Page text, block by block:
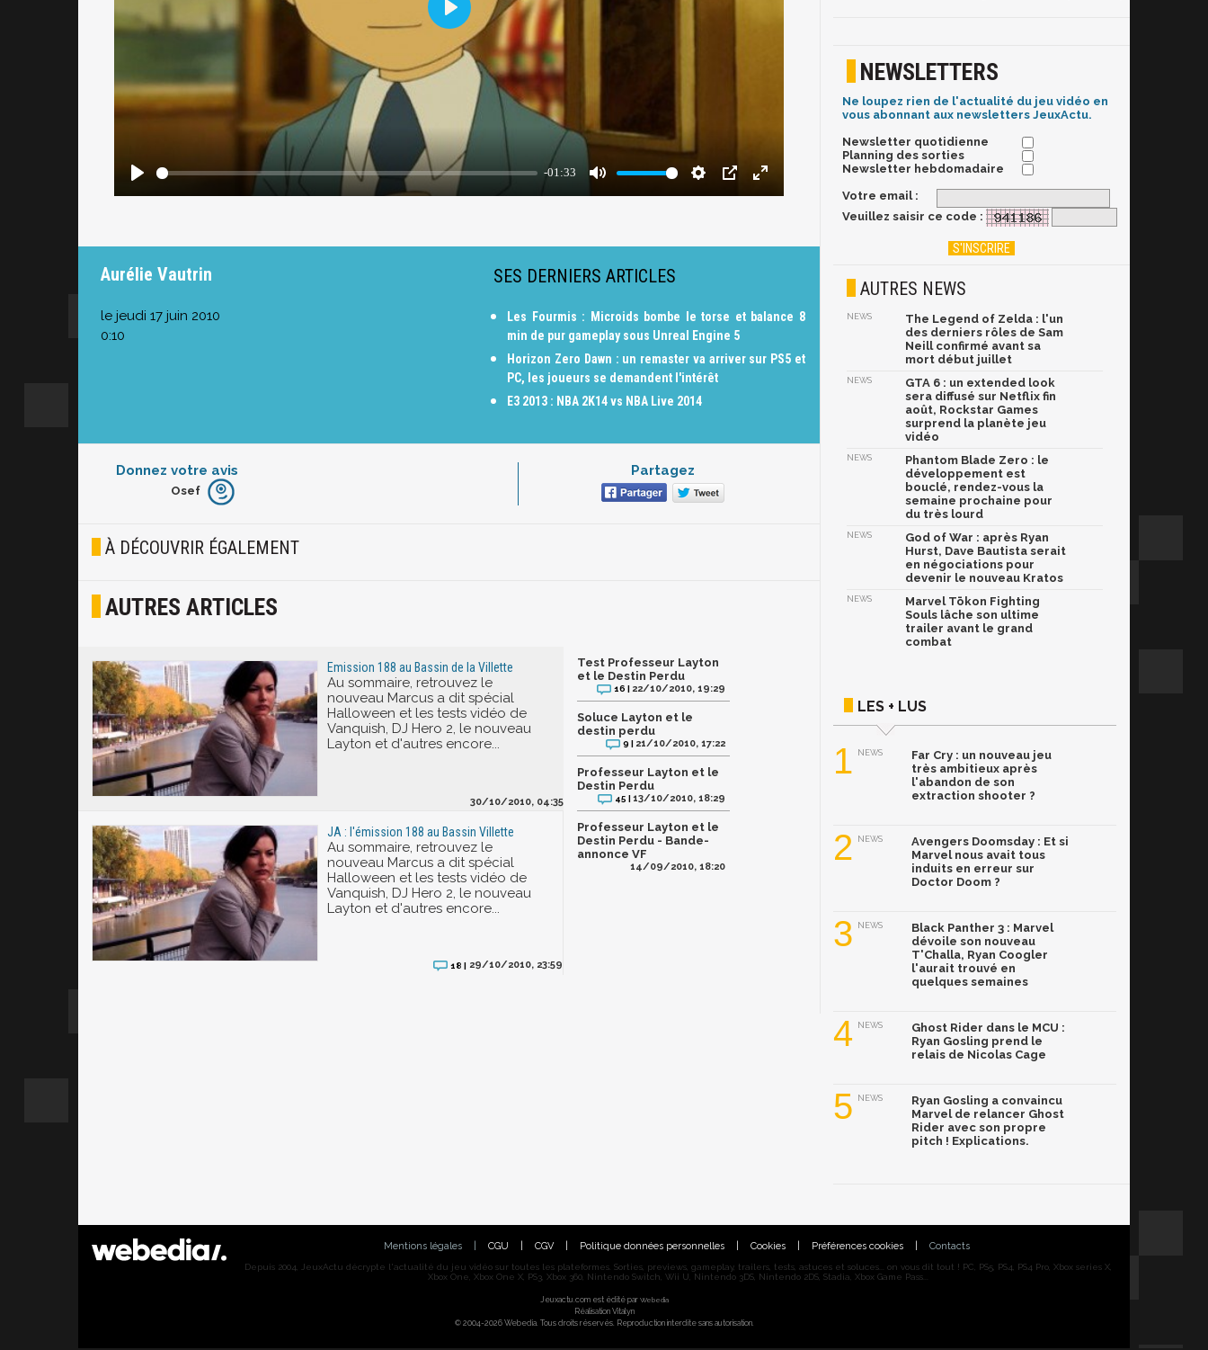
Aurélie Vautrin
le jeudi 17 juin 2010
0:10
SES DERNIERS ARTICLES
Les Fourmis : Microids bombe le torse et balance 8
min de pur gameplay sous Unreal Engine 5
Horizon Zero Dawn : un remaster va arriver sur PS5 et
PC, les joueurs se demandent l'intérêt
E3 2013 : NBA 2K14 vs NBA Live 2014
Donnez votre avis
Furieux
Joyeux
Osef
Partagez
À DÉCOUVRIR ÉGALEMENT
AUTRES ARTICLES
Emission 188 au Bassin de la Villette
Au sommaire, retrouvez le
nouveau Marcus a dit spécial
Halloween et les tests vidéo de
Vanquish, DJ Hero 2, le nouveau
Layton et d'autres encore...
30/10/2010, 04:35
JA : l'émission 188 au Bassin Villette
Au sommaire, retrouvez le
nouveau Marcus a dit spécial
Halloween et les tests vidéo de
Vanquish, DJ Hero 2, le nouveau
Layton et d'autres encore...
18 | 29/10/2010, 23:59
Test Professeur Layton
et le Destin Perdu
16 | 22/10/2010, 19:29
Soluce Layton et le
destin perdu
9 | 21/10/2010, 17:22
Professeur Layton et le
Destin Perdu
45 |13/10/2010, 18:29
Professeur Layton et le
Destin Perdu - Bande-
annonce VF
14/09/2010, 18:20
NEWSLETTERS
Ne loupez rien de l'actualité du jeu vidéo en
vous abonnant aux newsletters JeuxActu.
Newsletter quotidienne
Planning des sorties
Newsletter hebdomadaire
Votre email :
Veuillez saisir ce code :
AUTRES NEWS
NEWS
The Legend of Zelda : l'un
des derniers rôles de Sam
Neill confirmé avant sa
mort début juillet
NEWS
GTA 6 : un extended look
sera diffusé sur Netflix fin
août, Rockstar Games
surprend la planète jeu
vidéo
NEWS
Phantom Blade Zero : le
développement est
bouclé, rendez-vous la
semaine prochaine pour
du très lourd
NEWS
God of War : après Ryan
Hurst, Dave Bautista serait
en négociations pour
devenir le nouveau Kratos
NEWS
Marvel Tōkon Fighting
Souls lâche son ultime
trailer avant le grand
combat
LES + LUS
1 NEWS
Far Cry : un nouveau jeu
très ambitieux après
l'abandon de son
extraction shooter ?
2 NEWS
Avengers Doomsday : Et si
Marvel nous avait tous
induits en erreur sur
Doctor Doom ?
3 NEWS
Black Panther 3 : Marvel
dévoile son nouveau
T'Challa, Ryan Coogler
l'aurait trouvé en
quelques semaines
4 NEWS
Ghost Rider dans le MCU :
Ryan Gosling prend le
relais de Nicolas Cage
5 NEWS
Ryan Gosling a convaincu
Marvel de relancer Ghost
Rider avec son propre
pitch ! Explications.
Mentions légales CGU CGV Politique données personnelles Cookies Préférences cookies Contacts
Depuis 2004, JeuxActu décrypte l'actualité du jeu vidéo sur toutes les plateformes. Sorties, previews, gameplay, trailers, tests, astuces et soluces... on vous dit tout ! PC, PS5, PS4, PS4 Pro, Xbox series X,
Xbox One, Xbox One X, PS3, Xbox 360, Nintendo Switch, Wii U, Nintendo 3DS, Nintendo 2DS, Stadia, Xbox Game Pass...
Jeuxactu.com est édité par Webedia
Réalisation Vitalyn
© 2004-2026 Webedia. Tous droits réservés. Reproduction interdite sans autorisation.